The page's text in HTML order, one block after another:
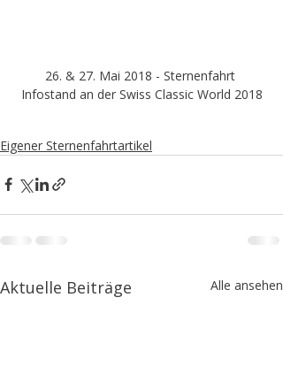
26. & 27. Mai 2018 - Sternenfahrt
Infostand an der Swiss Classic World 2018
Eigener Sternenfahrtartikel
Aktuelle Beiträge Alle ansehen